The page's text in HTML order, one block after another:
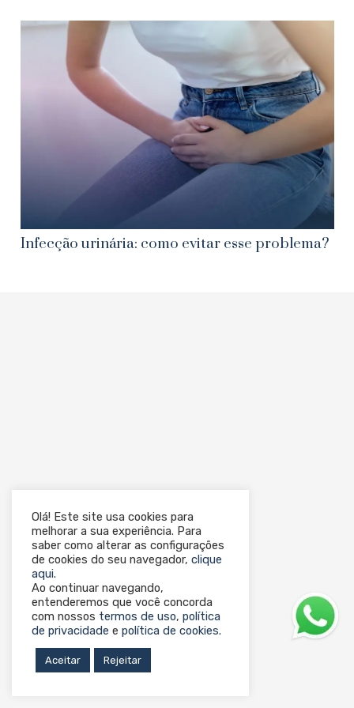
Infecção urinária: como evitar esse problema?
Olá! Este site usa cookies para
melhorar a sua experiência. Para
saber como alterar as configurações
de cookies do seu navegador, clique
aqui.
Ao continuar navegando,
entenderemos que você concorda
com nossos termos de uso, política
de privacidade e política de cookies.
Aceitar Rejeitar